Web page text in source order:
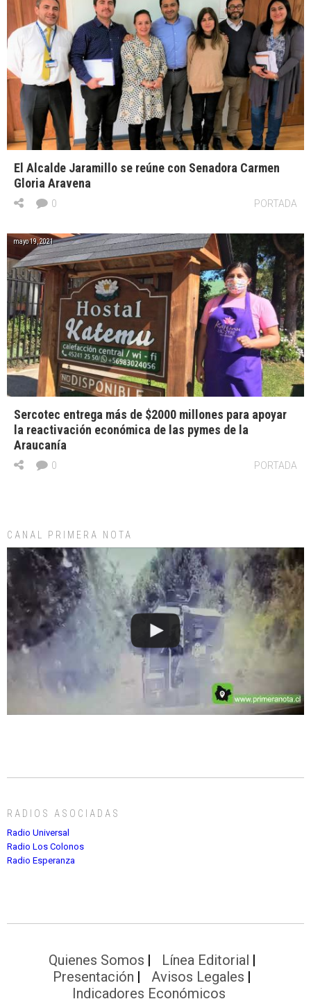
El Alcalde Jaramillo se reúne con Senadora Carmen
Gloria Aravena
PORTADA
0
mayo 19, 2021
Sercotec entrega más de $2000 millones para apoyar
la reactivación económica de las pymes de la
Araucanía
PORTADA
0
CANAL PRIMERA NOTA
RADIOS ASOCIADAS
Radio Universal
Radio Los Colonos
Radio Esperanza
Quienes Somos
Línea Editorial
Presentación
Avisos Legales
Indicadores Económicos